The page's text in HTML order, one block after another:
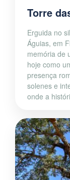
Torre
Erguida no
Águias, em
memória de
hoje como
presença
solenes e
onde a